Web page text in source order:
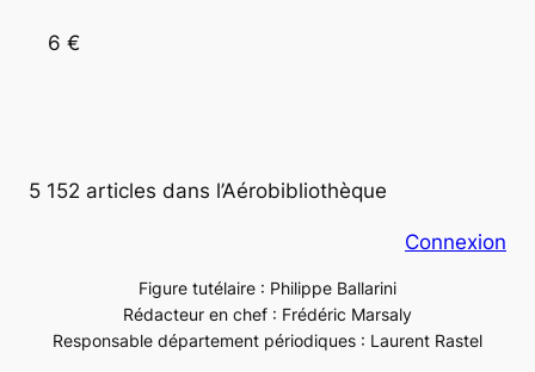
6 €
5 152 articles dans l’Aérobibliothèque
Connexion
Figure tutélaire : Philippe Ballarini
Rédacteur en chef : Frédéric Marsaly
Responsable département périodiques : Laurent Rastel